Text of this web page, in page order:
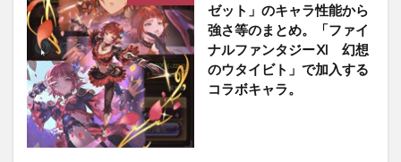
ゼット」のキャラ性能から
強さ等のまとめ。「ファイ
ナルファンタジーⅪ 幻想
のウタイビト」で加入する
コラボキャラ。